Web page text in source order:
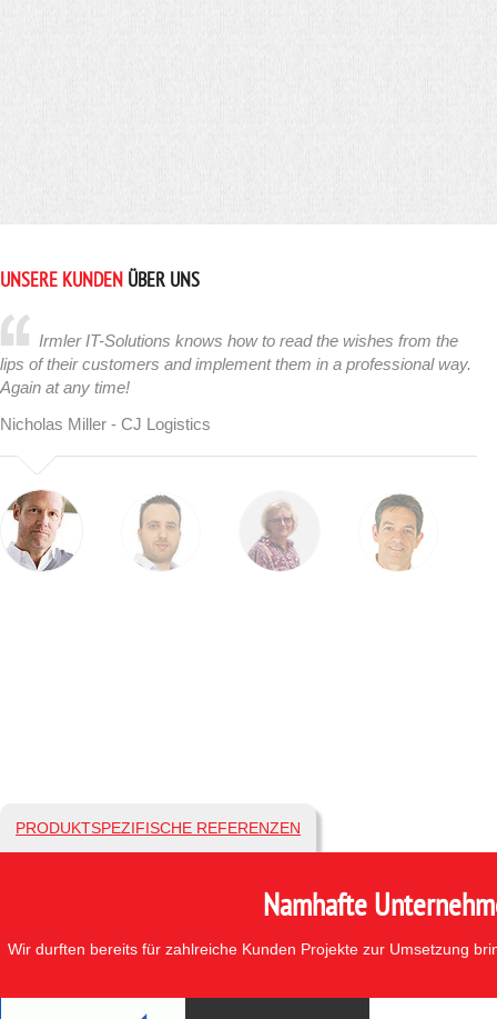
UNSERE KUNDEN ÜBER UNS
Irmler IT-Solutions knows how to read the wishes from the
lips of their customers and implement them in a professional way.
Again at any time!
Nicholas Miller - CJ Logistics
PRODUKTSPEZIFISCHE REFERENZEN
Namhafte
Wir durften bereits für zahlreiche Kunden Projekte zur Umsetzung